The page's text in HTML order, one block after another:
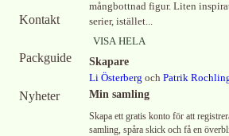
Kontakt
Packguide
Nyheter
mångbottnad figur. Liten
serier, istället...
VISA HELA
Skapare
Li Österberg och Patrik
Min samling
Skapa ett gratis konto för att
samling, spåra skick och få en